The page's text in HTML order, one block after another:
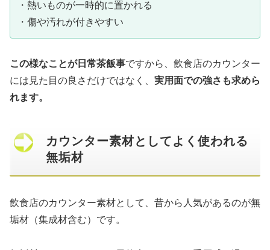
・熱いものが一時的に置かれる
・傷や汚れが付きやすい
この様なことが日常茶飯事ですから、飲食店のカウンター
には見た目の良さだけではなく、 実用面での強さも求めら
れます。
カウンター素材としてよく使われる
無垢材
飲食店のカウンター素材として、昔から人気があるのが無
垢材（集成材含む）です。